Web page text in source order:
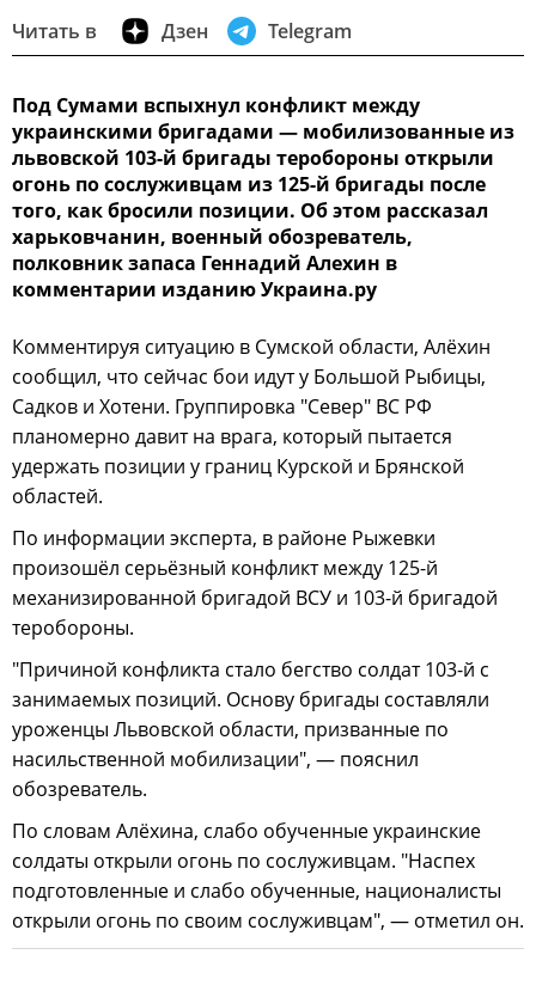
Читать в Дзен Telegram
Под Сумами вспыхнул конфликт между
украинскими бригадами — мобилизованные из
львовской 103-й бригады теробороны открыли
огонь по сослуживцам из 125-й бригады после
того, как бросили позиции. Об этом рассказал
харьковчанин, военный обозреватель,
полковник запаса Геннадий Алехин в
комментарии изданию Украина.ру
Комментируя ситуацию в Сумской области, Алёхин
сообщил, что сейчас бои идут у Большой Рыбицы,
Садков и Хотени. Группировка "Север" ВС РФ
планомерно давит на врага, который пытается
удержать позиции у границ Курской и Брянской
областей.
По информации эксперта, в районе Рыжевки
произошёл серьёзный конфликт между 125-й
механизированной бригадой ВСУ и 103-й бригадой
теробороны.
"Причиной конфликта стало бегство солдат 103-й с
занимаемых позиций. Основу бригады составляли
уроженцы Львовской области, призванные по
насильственной мобилизации", — пояснил
обозреватель.
По словам Алёхина, слабо обученные украинские
солдаты открыли огонь по сослуживцам. "Наспех
подготовленные и слабо обученные, националисты
открыли огонь по своим сослуживцам", — отметил он.